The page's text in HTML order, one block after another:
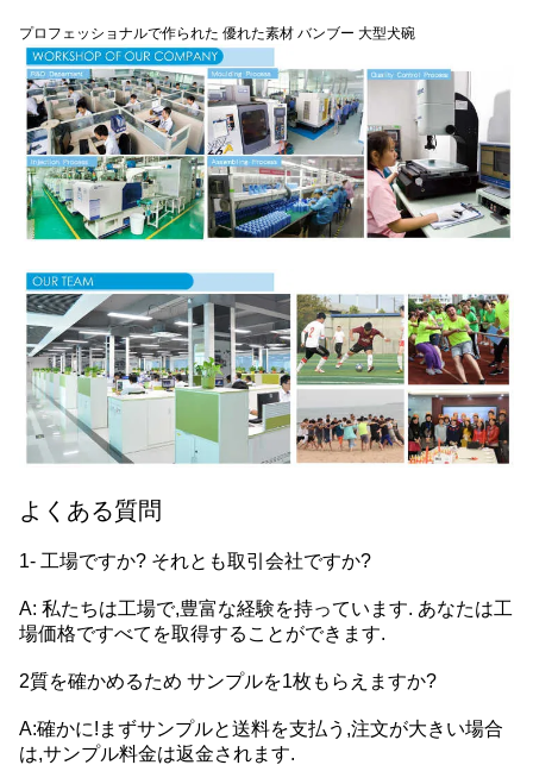
プロフェッショナルで作られた 優れた素材 バンブー 大型犬碗
よくある質問
1- 工場ですか? それとも取引会社ですか?
A: 私たちは工場で,豊富な経験を持っています. あなたは工
場価格ですべてを取得することができます.
2質を確かめるため サンプルを1枚もらえますか?
A:確かに!まずサンプルと送料を支払う,注文が大きい場合
は,サンプル料金は返金されます.